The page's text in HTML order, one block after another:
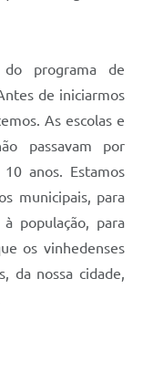
programa de
de iniciarmos
As escolas e
passavam por
anos. Estamos
municipais, para
população, para
os vinhedenses
da nossa cidade,